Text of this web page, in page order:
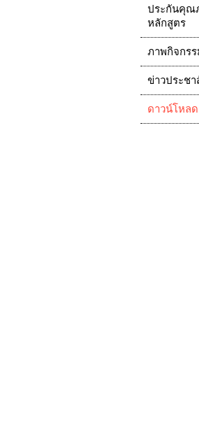
ประกันคุณ
หลักสูตร
ภาพกิจกรร
ข่าวประช
ดาวน์โหล